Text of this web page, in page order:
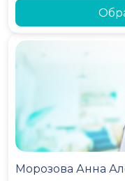
Морозова Анна